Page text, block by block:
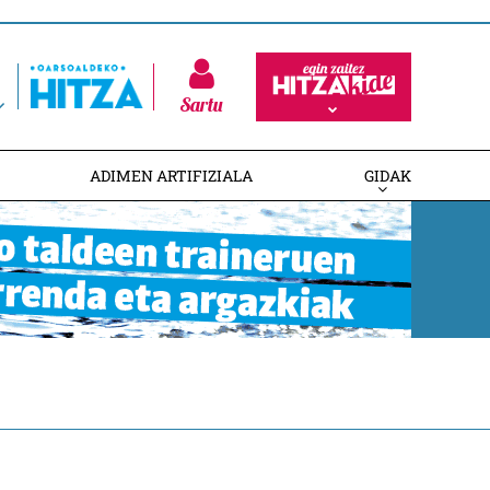
Sartu
ADIMEN ARTIFIZIALA GIDAK